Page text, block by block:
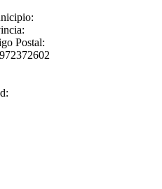
Postal:
972372602